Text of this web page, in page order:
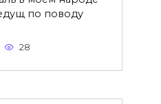
по поводу
28